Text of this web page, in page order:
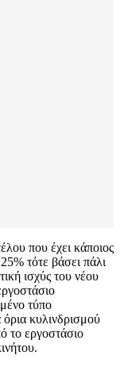
που έχει κάποιος
τότε βάσει πάλι
ισχύς του νέου
τύπο
κυλινδρισμού
το εργοστάσιο